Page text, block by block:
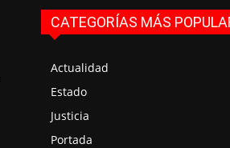
CATEGORÍAS MÁS
Actualidad
Estado
Justicia
Portada